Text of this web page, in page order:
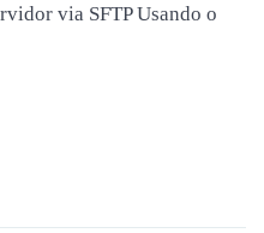
via SFTP Usando o